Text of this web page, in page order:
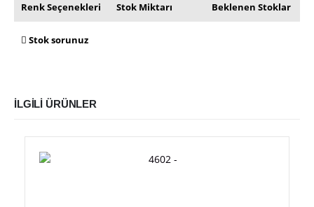
Renk Seçenekleri Stok Miktarı Beklenen Stoklar
Stok sorunuz
İLGILI ÜRÜNLER
Bu ürünün birden fazla varyasyonu var. Seçenekler ürün sayfasından seçilebilir